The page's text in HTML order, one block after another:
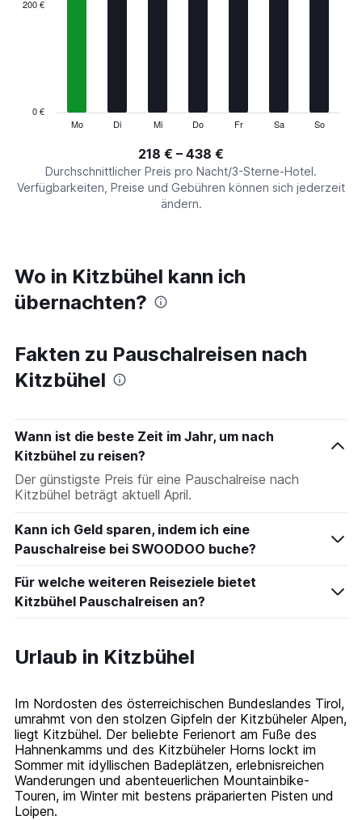
values.
Range:
Mo Di Mi Do Fr Sa So
0 €
200 €
218 € – 438 €
Durchschnittlicher Preis pro Nacht/3-Sterne-Hotel.
Verfügbarkeiten, Preise und Gebühren können sich jederzeit
ändern.
Wo in Kitzbühel kann ich
übernachten?
Fakten zu Pauschalreisen nach
Kitzbühel
Wann ist die beste Zeit im Jahr, um nach
Kitzbühel zu reisen?
Der günstigste Preis für eine Pauschalreise nach
Kitzbühel beträgt aktuell April.
Kann ich Geld sparen, indem ich eine
Pauschalreise bei SWOODOO buche?
Für welche weiteren Reiseziele bietet
Kitzbühel Pauschalreisen an?
Urlaub in Kitzbühel
Im Nordosten des österreichischen Bundeslandes Tirol,
umrahmt von den stolzen Gipfeln der Kitzbüheler Alpen,
liegt Kitzbühel. Der beliebte Ferienort am Fuße des
Hahnenkamms und des Kitzbüheler Horns lockt im
Sommer mit idyllischen Badeplätzen, erlebnisreichen
Wanderungen und abenteuerlichen Mountainbike-
Touren, im Winter mit bestens präparierten Pisten und
Loipen.